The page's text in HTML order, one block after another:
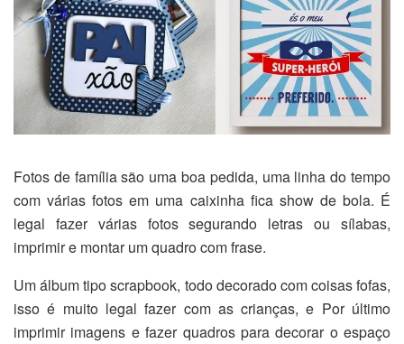
Fotos de família são uma boa pedida, uma linha do tempo
com várias fotos em uma caixinha fica show de bola. É
legal fazer várias fotos segurando letras ou sílabas,
imprimir e montar um quadro com frase.
Um álbum tipo scrapbook, todo decorado com coisas fofas,
isso é muito legal fazer com as crianças, e Por último
imprimir imagens e fazer quadros para decorar o espaço